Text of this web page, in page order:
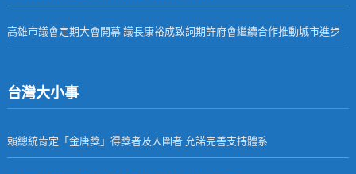
高雄市議會定期大會開幕 議長康裕成致詞期許府會繼續合作推動城市進步
台灣大小事
賴總統肯定「金唐獎」得獎者及入圍者 允諾完善支持體系